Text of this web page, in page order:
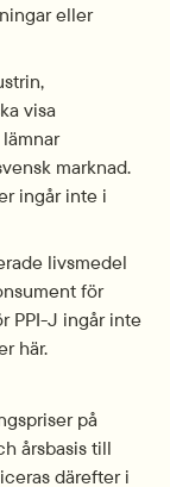
eller
visa
marknad.
ingår inte i
livsmedel
för
PPI-J ingår inte
här.
på
årsbasis till
därefter i